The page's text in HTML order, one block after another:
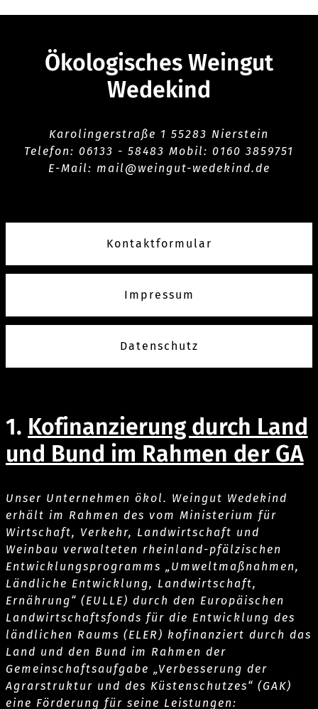
Ökologisches Weingut
Wedekind
Karolingerstraße 1 55283 Nierstein
Telefon: 06133 - 58483 Mobil: 0160 3859751
E-Mail: mail@weingut-wedekind.de
Kontaktformular
Impressum
Datenschutz
1. Kofinanzierung durch Land
und Bund im Rahmen der GA
Unser Unternehmen ökol. Weingut Wedekind
erhält im Rahmen des vom Ministerium für
Wirtschaft, Verkehr, Landwirtschaft und
Weinbau verwalteten rheinland-pfälzischen
Entwicklungsprogramms „Umweltmaßnahmen,
Ländliche Entwicklung, Landwirtschaft,
Ernährung“ (EULLE) durch den Europäischen
Landwirtschaftsfonds für die Entwicklung des
ländlichen Raums (ELER) kofinanziert durch das
Land und den Bund im Rahmen der
Gemeinschaftsaufgabe „Verbesserung der
Agrarstruktur und des Küstenschutzes“ (GAK)
eine Förderung für seine Leistungen: